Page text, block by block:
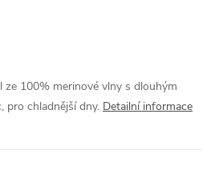
ze 100% merinové vlny s dlouhým
pro chladnější dny. Detailní informace